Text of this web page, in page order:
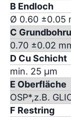
B Endloch
Ø 0.60 ±0.05
C
0.70 ±0.02
D Cu Schicht
min. 25 µm
E Oberfläche
OSP*,z.B.
F Restring